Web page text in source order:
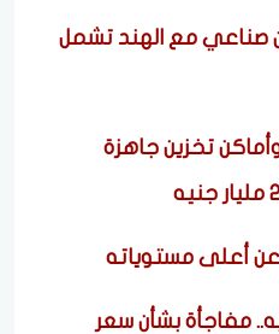
صناعي مع الهند تشمل
تخزين جاهزة
عن أعلى مستوياته
أقل من 6000 جنيه.. مفاجأة بشأن سعر